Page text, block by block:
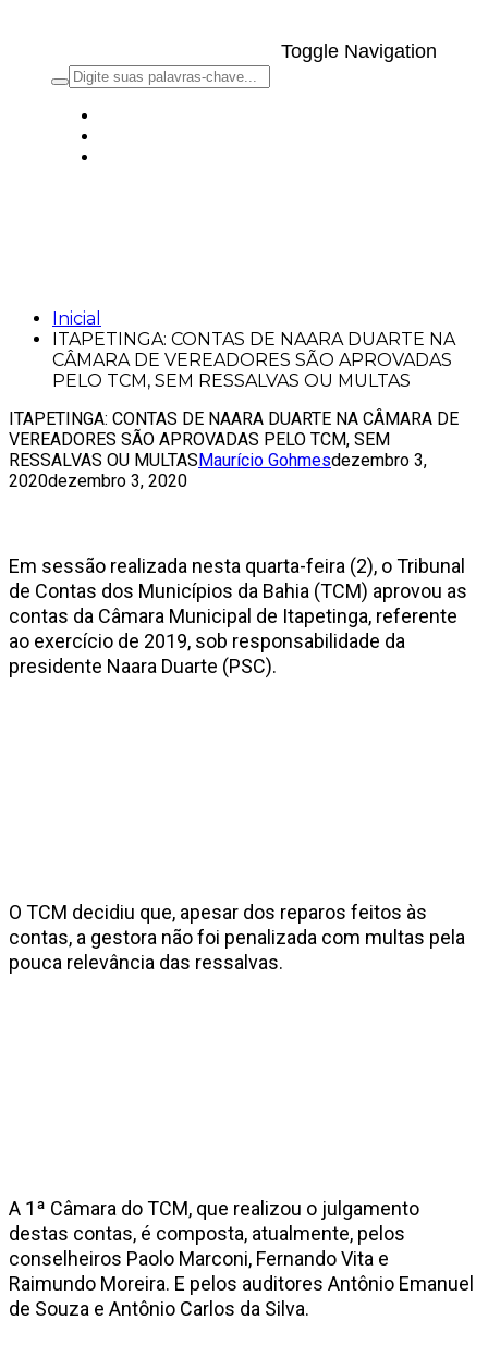
Toggle Navigation
Inicial
ITAPETINGA: CONTAS DE NAARA DUARTE NA
CÂMARA DE VEREADORES SÃO APROVADAS
PELO TCM, SEM RESSALVAS OU MULTAS
ITAPETINGA: CONTAS DE NAARA DUARTE NA CÂMARA DE
VEREADORES SÃO APROVADAS PELO TCM, SEM
RESSALVAS OU MULTAS Maurício Gohmesdezembro 3,
2020dezembro 3, 2020
Em sessão realizada nesta quarta-feira (2), o Tribunal
de Contas dos Municípios da Bahia (TCM) aprovou as
contas da Câmara Municipal de Itapetinga, referente
ao exercício de 2019, sob responsabilidade da
presidente Naara Duarte (PSC).
O TCM decidiu que, apesar dos reparos feitos às
contas, a gestora não foi penalizada com multas pela
pouca relevância das ressalvas.
A 1ª Câmara do TCM, que realizou o julgamento
destas contas, é composta, atualmente, pelos
conselheiros Paolo Marconi, Fernando Vita e
Raimundo Moreira. E pelos auditores Antônio Emanuel
de Souza e Antônio Carlos da Silva.